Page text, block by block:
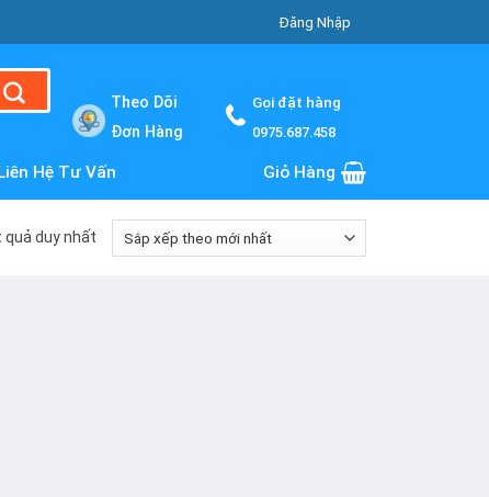
Đăng Nhập
Theo Dõi
Đơn Hàng
Gọi đặt hàng
0975.687.458
Hệ Tư Vấn Giỏ Hàng
quả duy nhất